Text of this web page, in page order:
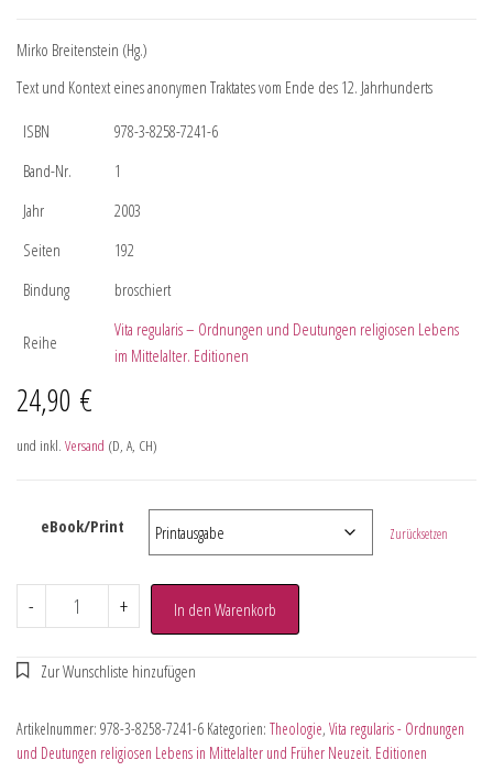
Mirko Breitenstein (Hg.)
Text und Kontext eines anonymen Traktates vom Ende des 12. Jahrhunderts
ISBN
978-3-8258-7241-6
Band-Nr.
1
Jahr
2003
Seiten
192
Bindung
broschiert
Reihe
Vita regularis – Ordnungen und Deutungen religiosen Lebens
im Mittelalter. Editionen
24,90 €
und inkl. Versand (D, A, CH)
eBook/Print Zurücksetzen
- + In den Warenkorb
Artikelnummer: 978-3-8258-7241-6 Kategorien: Theologie, Vita regularis - Ordnungen
und Deutungen religiosen Lebens in Mittelalter und Früher Neuzeit. Editionen